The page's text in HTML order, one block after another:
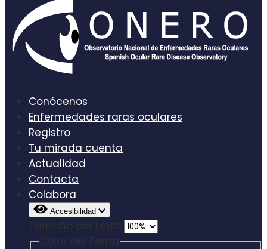
Conócenos
Enfermedades raras oculares
Registro
Tu mirada cuenta
Actualidad
Contacta
Colabora
Accesibilidad